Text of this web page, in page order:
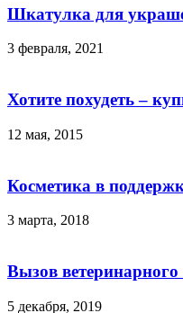
Шкатулка для
3 февраля, 2021
Хотите похудеть –
12 мая, 2015
Косметика в
3 марта, 2018
Вызов
5 декабря, 2019